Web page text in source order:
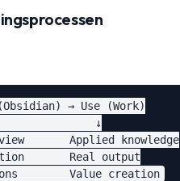
→ Use (Work)
↓
Applied knowledge
Real output